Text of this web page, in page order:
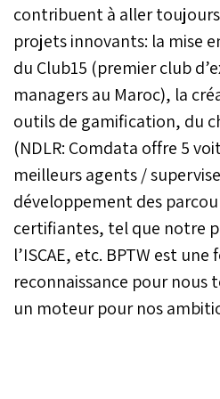
contribuent à aller
projets innovants: la mise
du Club15 (premier club
managers au Maroc), la
outils de gamification, du
(NDLR: Comdata offre 5
meilleurs agents /
développement des
certifiantes, tel que notre
l’ISCAE, etc. BPTW est
reconnaissance pour nous
un moteur pour nos